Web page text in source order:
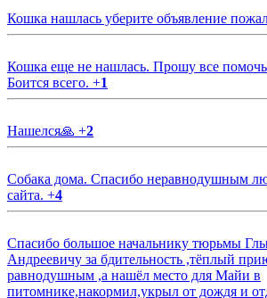
Кошка нашлась уберите объявление
Кошка еще не нашлась. Прошу все
Боится всего. +1
Нашелся🙏 +2
Собака дома. Спасибо неравнодушным
сайта. +4
Спасибо большое начальнику тюрьмы
Андреевичу за бдительность ,тёплый
равнодушным ,а нашёл место для Майи в
питомнике,накормил,укрыл от дождя и